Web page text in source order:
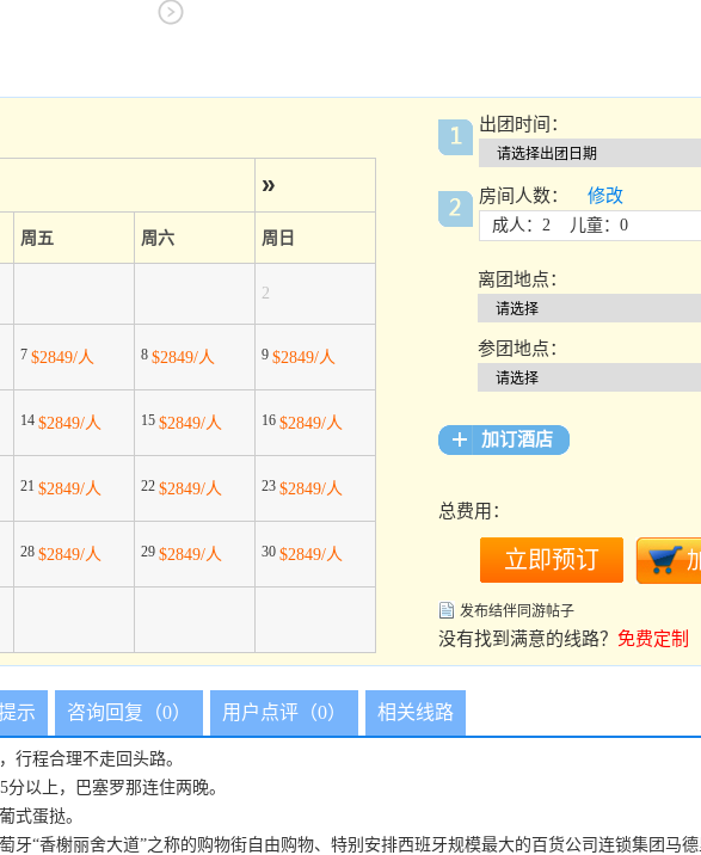
»
周五 周六 周日
2
7 $2849/人 8 $2849/人 9 $2849/人
14 $2849/人 15 $2849/人 16 $2849/人
21 $2849/人 22 $2849/人 23 $2849/人
28 $2849/人 29 $2849/人 30 $2849/人
出团时间：
房间人数： 修改
成人：2 儿童：0
离团地点：
参团地点：
加订酒店
总费用：
发布结伴同游帖子
没有找到满意的线路？ 免费定制
示 咨询回复（0） 用户点评（0） 相关线路
行程合理不走回头路。
分以上，巴塞罗那连住两晚。
式蛋挞。
牙“香榭丽舍大道”之称的购物街自由购物、特别安排西班牙规模最大的百货公司连锁集团马